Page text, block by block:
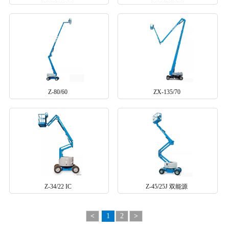
Z-80/60 ZX-135/70
Z-34/22 IC Z-45/25J 双能源
< 1 2 >